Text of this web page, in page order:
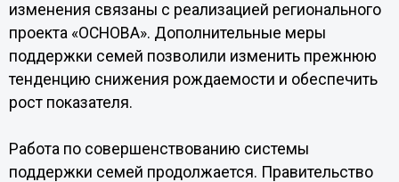
изменения связаны с реализацией регионального
проекта «ОСНОВА». Дополнительные меры
поддержки семей позволили изменить прежнюю
тенденцию снижения рождаемости и обеспечить
рост показателя.
Работа по совершенствованию системы
поддержки семей продолжается. Правительство